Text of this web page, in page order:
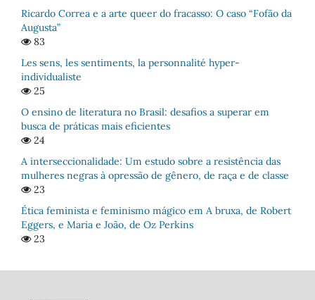
Ricardo Correa e a arte queer do fracasso: O caso “Fofão da
Augusta”
83
Les sens, les sentiments, la personnalité hyper-
individualiste
25
O ensino de literatura no Brasil: desafios a superar em
busca de práticas mais eficientes
24
A interseccionalidade: Um estudo sobre a resistência das
mulheres negras à opressão de gênero, de raça e de classe
23
Ética feminista e feminismo mágico em A bruxa, de Robert
Eggers, e Maria e João, de Oz Perkins
23